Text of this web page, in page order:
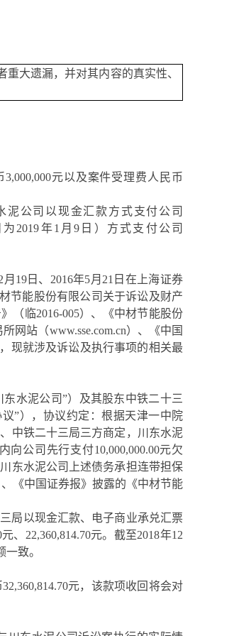
大遗漏，并对其内容的真实性、
元以及案件受理费人民币
泥公司以现金汇款方式支付公司
2019年1月9日）方式支付公司
19日、2016年5月21日在上海证券
节能股份有限公司关于诉讼及财产
（临2016-005）、《中材节能股份
所网站（www.sse.com.cn）、《中国
，现就涉及诉讼及执行事项的相关最
东水泥公司”）及其股东中铁二十三
议”），协议约定：根据天津一中院
中铁二十三局三方商定，川东水泥
向公司先行支付10,000,000.00元欠
东水泥公司上述债务承担连带担保
、《中国证券报》披露的《中材节能
局以现金汇款、电子商业承兑汇票
元、 22,360,814.70元。截至2018年12
致。
32,360,814.70元，该款项收回将会对